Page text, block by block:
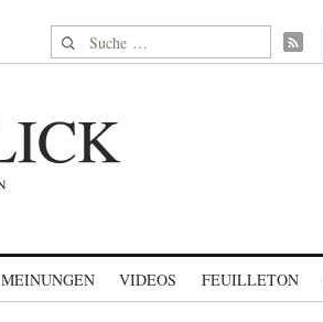
Suche nach:
MEINUNGEN VIDEOS FEUILLETON